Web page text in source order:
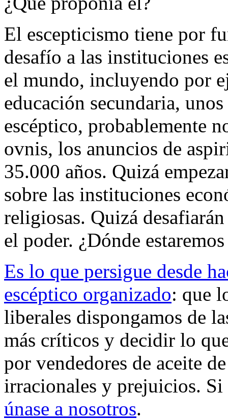
El escepticismo tiene por
desafío a las instituciones
el mundo, incluyendo por
educación secundaria,
escéptico, probablemente
ovnis, los anuncios de
35.000 años. Quizá
sobre las instituciones
religiosas. Quizá
el poder. ¿Dónde
Es lo que persigue desde
escéptico organizado: que
liberales dispongamos de
más críticos y decidir lo
por vendedores de aceite
irracionales y prejuicios. Si
únase a nosotros.